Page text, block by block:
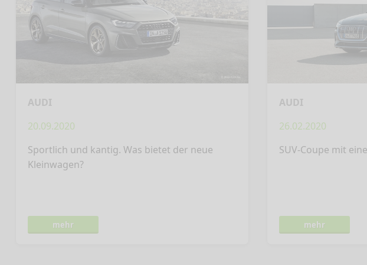
AUDI
20.09.2020
Sportlich und kantig. Was bietet der neue
Kleinwagen?
mehr
AUDI
26.02.2020
SUV-Coupe mit
mehr